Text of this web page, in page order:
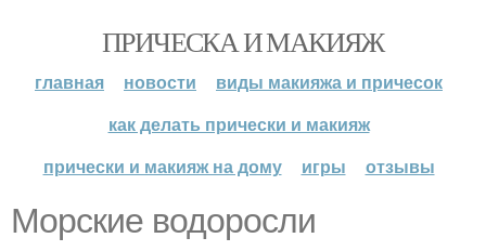
ПРИЧЕСКА И МАКИЯЖ
главная новости
виды макияжа и причесок
как делать прически и макияж
прически и макияж на дому
игры отзывы
Морские водоросли